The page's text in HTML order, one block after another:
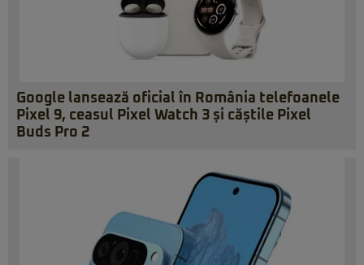
Google lansează oficial în România telefoanele
Pixel 9, ceasul Pixel Watch 3 și căștile Pixel
Buds Pro 2